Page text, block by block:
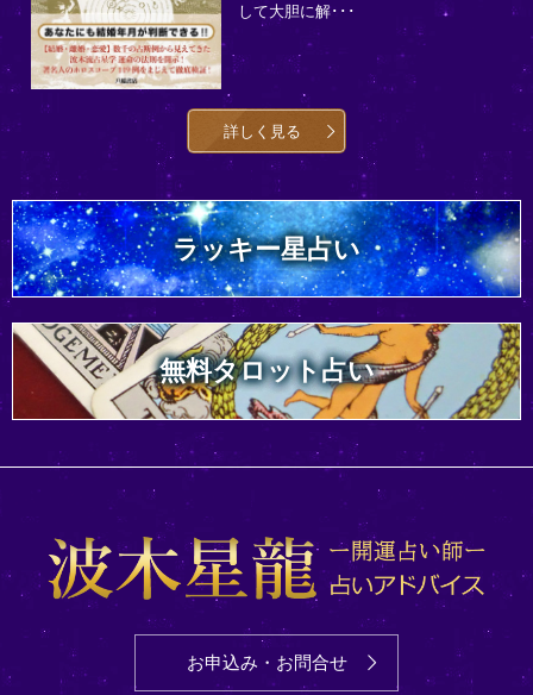
して大胆に解･･･
詳しく見る
ラッキー星占い
無料タロット占い
お申込み・お問合せ